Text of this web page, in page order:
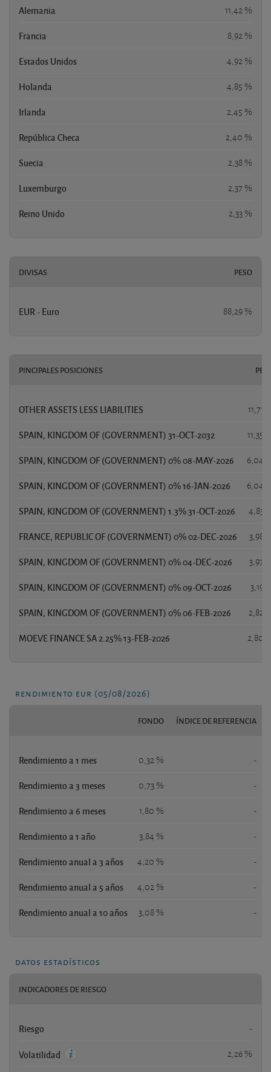
Alemania 11,42 %
Francia 8,92 %
Estados Unidos 4,92 %
Holanda 4,85 %
Irlanda 2,45 %
República Checa 2,40 %
Suecia 2,38 %
Luxemburgo 2,37 %
Reino Unido 2,33 %
DIVISAS PESO
EUR - Euro 88,29 %
PINCIPALES POSICIONES
OTHER ASSETS LESS LIABILITIES 11,71
SPAIN, KINGDOM OF (GOVERNMENT) 31-OCT-2032 11,35
SPAIN, KINGDOM OF (GOVERNMENT) 0% 08-MAY-2026 6,04
SPAIN, KINGDOM OF (GOVERNMENT) 0% 16-JAN-2026 6,04
SPAIN, KINGDOM OF (GOVERNMENT) 1.3% 31-OCT-2026 4,83
FRANCE, REPUBLIC OF (GOVERNMENT) 0% 02-DEC-2026 3,98
SPAIN, KINGDOM OF (GOVERNMENT) 0% 04-DEC-2026 3,97
SPAIN, KINGDOM OF (GOVERNMENT) 0% 09-OCT-2026 3,19
SPAIN, KINGDOM OF (GOVERNMENT) 0% 06-FEB-2026 2,82
MOEVE FINANCE SA 2.25% 13-FEB-2026 2,80
rendimiento eur (05/08/2026)
FONDO ÍNDICE DE REFERENCIA
Rendimiento a 1 mes 0,32 % -
Rendimiento a 3 meses 0,73 % -
Rendimiento a 6 meses 1,80 % -
Rendimiento a 1 año 3,84 % -
Rendimiento anual a 3 años 4,20 % -
Rendimiento anual a 5 años 4,02 % -
Rendimiento anual a 10 años 3,08 % -
datos estadísticos
INDICADORES DE RIESGO
Riesgo -
Volatilidad 2,26 %